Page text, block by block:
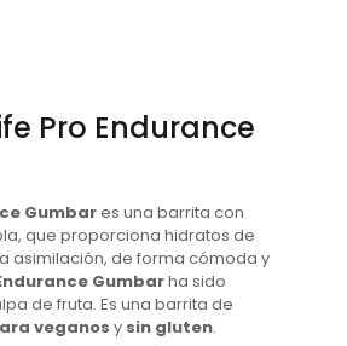
Pro Endurance
Gumbares una barrita con
que proporciona hidratos de
asimilación, de forma cómoda y
Gumbarha sido
de fruta. Es una barrita de
veganos y sin gluten.